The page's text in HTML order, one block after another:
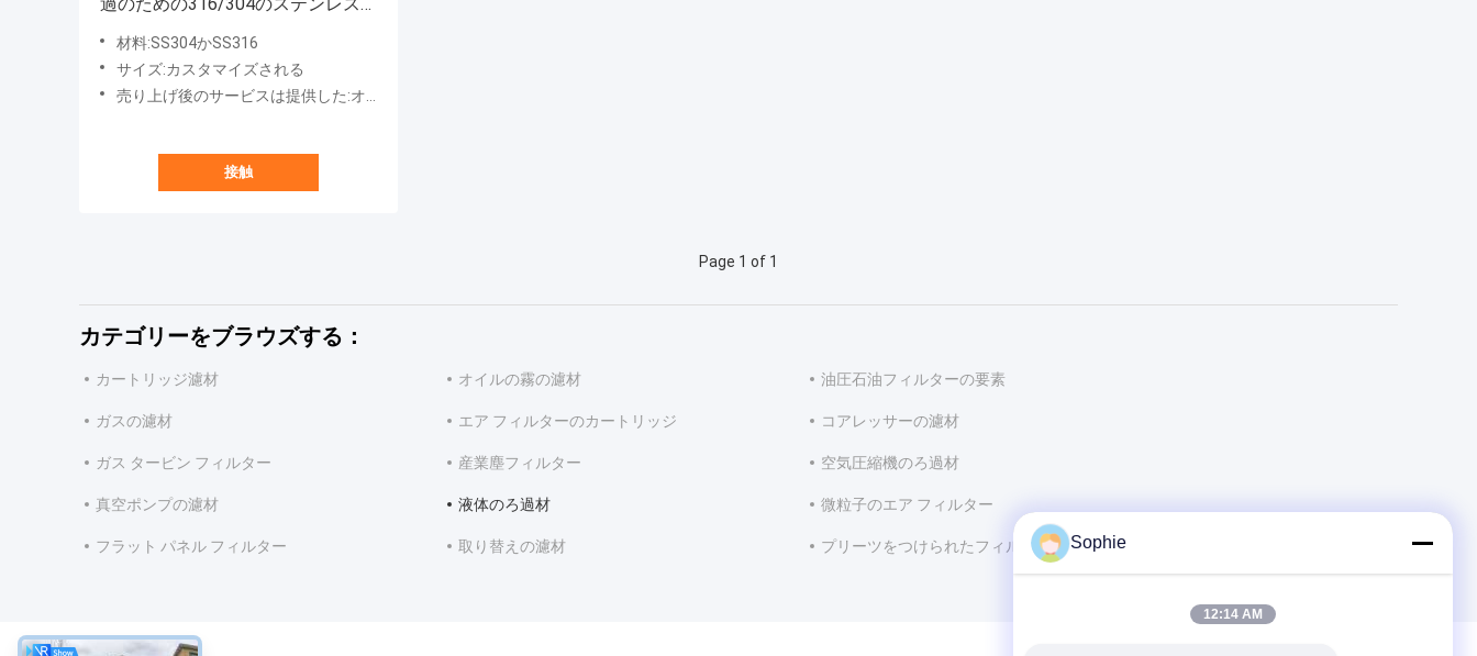
鋼の網フィルター
材料:SS304かSS316
サイズ:カスタマイズされる
売り上げ後のサービスは提供した:オンライン サポート
接触
Page 1 of 1
カテゴリーをブラウズする：
カートリッジ濾材 オイルの霧の濾材 油圧石油フィルターの要素
ガスの濾材 エア フィルターのカートリッジ コアレッサーの濾材
ガス タービン フィルター 産業塵フィルター 空気圧縮機のろ過材
真空ポンプの濾材 液体のろ過材 微粒子のエア フィルター
フラット パネル フィルター 取り替えの濾材 プリーツをつけられたフィルター・バッグ
Sophie
12:14 AM